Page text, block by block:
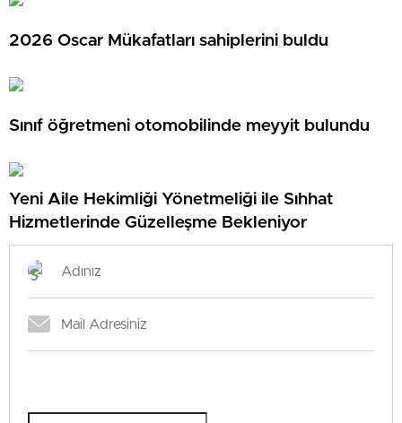
2026 Oscar Mükafatları sahiplerini buldu
Sınıf öğretmeni otomobilinde meyyit bulundu
Yeni Aile Hekimliği Yönetmeliği ile Sıhhat
Hizmetlerinde Güzelleşme Bekleniyor